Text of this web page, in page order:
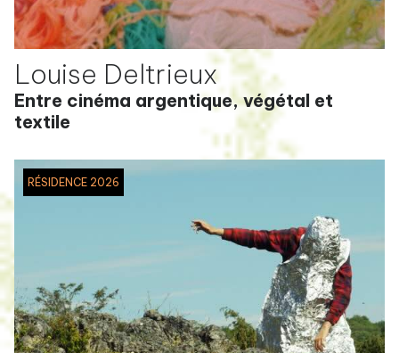
Louise Deltrieux
Entre cinéma argentique, végétal et
textile
RÉSIDENCE 2026